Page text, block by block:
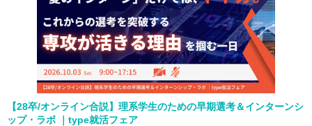
【28卒/オンライン合説】理系学生のための早期選考＆インターンシ
ップ・ラボ ｜type就活フェア